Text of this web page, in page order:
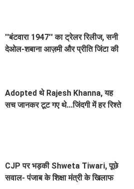
''बंटवारा 1947'' का ट्रेलर रिलीज, सनी
देओल-शबाना आज़मी और प्रीति जिंटा की
Adopted थे Rajesh Khanna, यह
सच जानकर टूट गए थे...जिंदगी में हर रिश्ते
CJP पर भड़की Shweta Tiwari, पूछे
सवाल- पंजाब के शिक्षा मंत्री के खिलाफ